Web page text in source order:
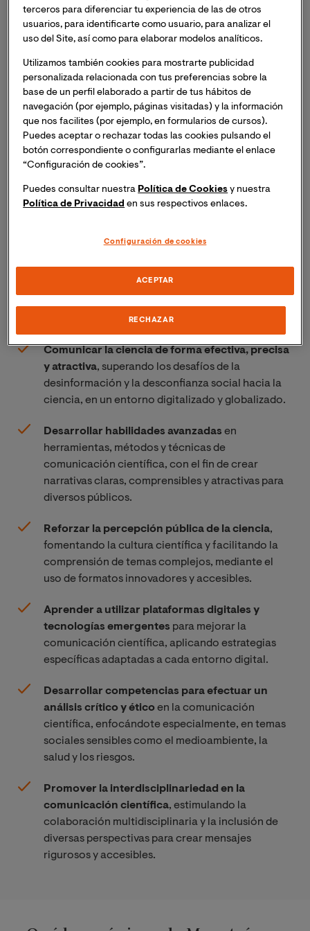
tecnología, el dominio de métodos y técnicas de
investigación en comunicación social, hasta el
aprendizaje de los lenguajes, estilos y formatos propios
de la divulgación científica, incluyendo su aplicación
en entornos digitales emergentes.
Gracias a unametodología 100 %online y sin
prácticas obligatorias, podrás desarrollar la capacidad
de analizar información compleja, formular juicios
fundamentados y comunicar sus conclusiones de
audiencias especializadas como al público general.
Todo con el objetivo de generar mensajes rigurosos y
informada, fortalecida frente a la desinformación y
tecnológicos que afectan su vida cotidiana.
Comunicar la ciencia de forma efectiva, precisa
y atractiva, superando los desafíos de la
desinformación y la desconfianza social hacia la
ciencia, en un entorno digitalizado y globalizado.
Desarrollar habilidades avanzadas en
herramientas, métodos y técnicas de
comunicación científica, con el fin de crear
narrativas claras, comprensibles y atractivas para
diversos públicos.
Reforzar la percepción pública de la ciencia,
fomentando la cultura científica y facilitando la
comprensión de temas complejos, mediante el
uso de formatos innovadores y accesibles.
Aprender a utilizar plataformas digitales y
tecnologías emergentes para mejorar la
comunicación científica, aplicando estrategias
específicas adaptadas a cada entorno digital.
Desarrollar competencias para efectuar un
análisis crítico y ético en la comunicación
científica, enfocándote especialmente, en temas
sociales sensibles como el medioambiente, la
salud y los riesgos.
Promover la interdisciplinariedad en la
comunicación científica, estimulando la
colaboración multidisciplinaria y la inclusión de
diversas perspectivas para crear mensajes
rigurosos y accesibles.
terceros para diferenciar tu experiencia de las de otros
usuarios, para identificarte como usuario, para analizar el
uso del Site, así como para elaborar modelos analíticos.
Utilizamos también cookies para mostrarte publicidad
personalizada relacionada con tus preferencias sobre la
base de un perfil elaborado a partir de tus hábitos de
navegación (por ejemplo, páginas visitadas) y la información
que nos facilites (por ejemplo, en formularios de cursos).
Puedes aceptar o rechazar todas las cookies pulsando el
botón correspondiente o configurarlas mediante el enlace
“Configuración de cookies”.
Puedes consultar nuestra Política de Cookies y nuestra
Política de Privacidad en sus respectivos enlaces.
Configuración de cookies
RECHAZAR
ACEPTAR